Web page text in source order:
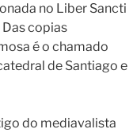
no Liber Sancti
copias
é o chamado
de Santiago e
do mediavalista